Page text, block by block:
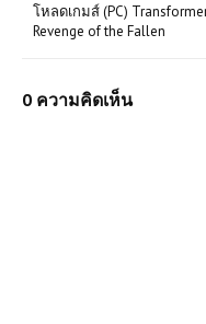
โหลดเกมส์ (PC)
Revenge of the Fallen
0 ความคิดเห็น